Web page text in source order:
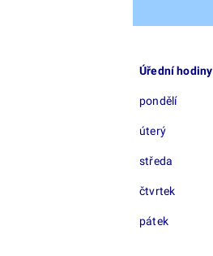
Úřední hodiny
pondělí
úterý
středa
čtvrtek
pátek